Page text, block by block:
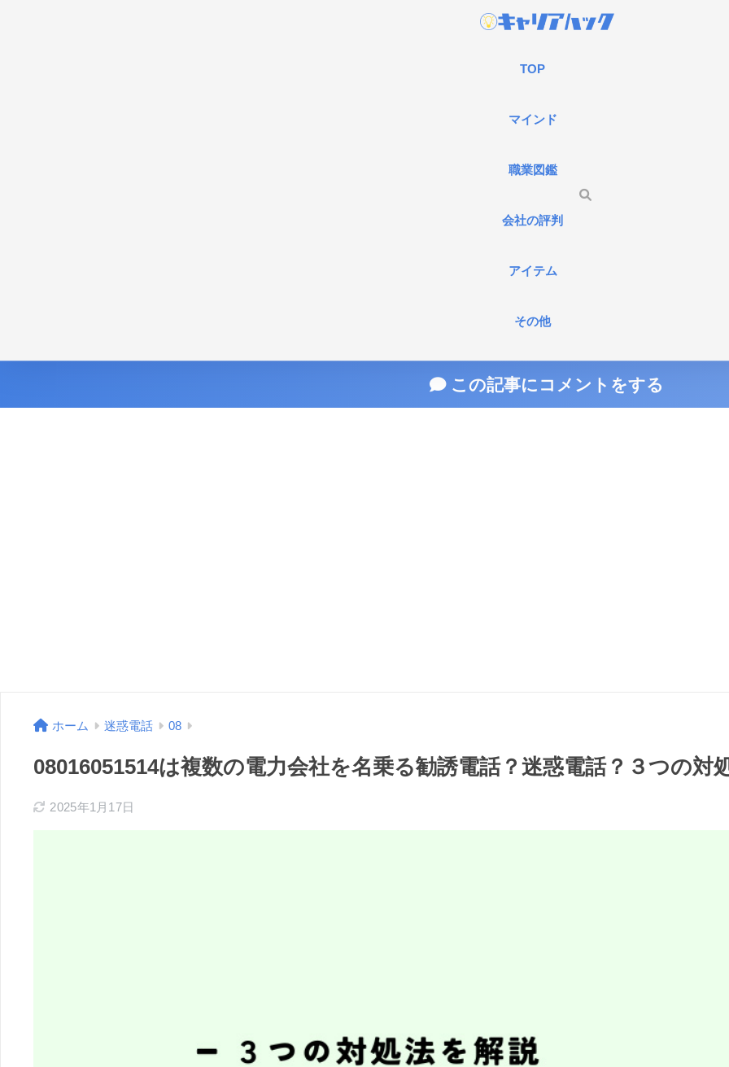
TOP
マインド
職業図鑑
会社の評判
アイテム
その他
この記事にコメントをする
ホーム 迷惑電話 08
08016051514は複数の電力会社を名乗る勧誘電話？迷惑電話？３つの対
2025年1月17日